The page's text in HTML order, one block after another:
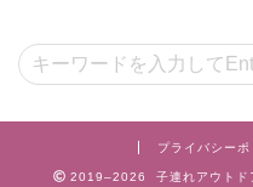
プライバシーポ
2019–2026 子連れアウトド